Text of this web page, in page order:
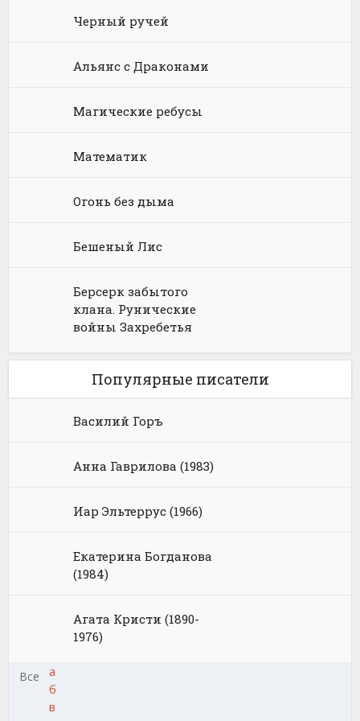
Юриспруденция, право
Попаданцы
Русское фэнтези
Юмористическое фэнтези
Черный ручей
Альянс с Драконами
Магические ребусы
Математик
Огонь без дыма
Бешеный Лис
Берсерк забытого
клана. Рунические
войны Захребетья
Популярные писатели
Василий Горъ
Анна Гаврилова (1983)
Иар Эльтеррус (1966)
Екатерина Богданова
(1984)
Агата Кристи (1890-
1976)
Все
а
б
в